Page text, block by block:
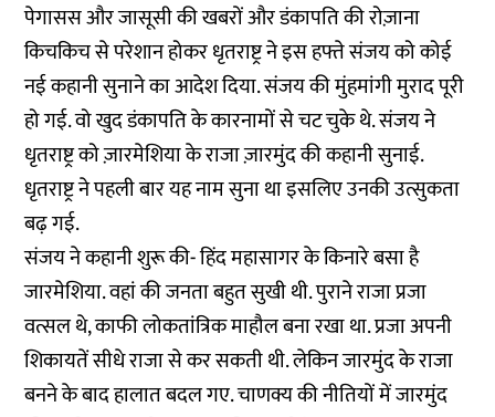
पेगासस और जासूसी की खबरों और डंकापति की रोज़ाना
किचकिच से परेशान होकर धृतराष्ट्र ने इस हफ्ते संजय को कोई
नई कहानी सुनाने का आदेश दिया. संजय की मुंहमांगी मुराद पूरी
हो गई. वो खुद डंकापति के कारनामों से चट चुके थे. संजय ने
धृतराष्ट्र को ज़ारमेशिया के राजा ज़ारमुंद की कहानी सुनाई.
धृतराष्ट्र ने पहली बार यह नाम सुना था इसलिए उनकी उत्सुकता
बढ़ गई.
संजय ने कहानी शुरू की- हिंद महासागर के किनारे बसा है
जारमेशिया. वहां की जनता बहुत सुखी थी. पुराने राजा प्रजा
वत्सल थे, काफी लोकतांत्रिक माहौल बना रखा था. प्रजा अपनी
शिकायतें सीधे राजा से कर सकती थी. लेकिन जारमुंद के राजा
बनने के बाद हालात बदल गए. चाणक्य की नीतियों में जारमुंद